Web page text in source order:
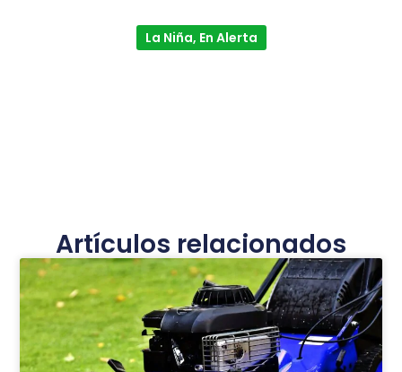
La Niña, En Alerta
Artículos relacionados